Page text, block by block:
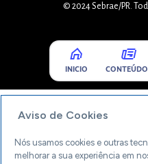
© 2024 Sebrae/PR.
INICIO
Aviso de Cookies
Nós usamos cookies e outras
melhorar a sua experiência em